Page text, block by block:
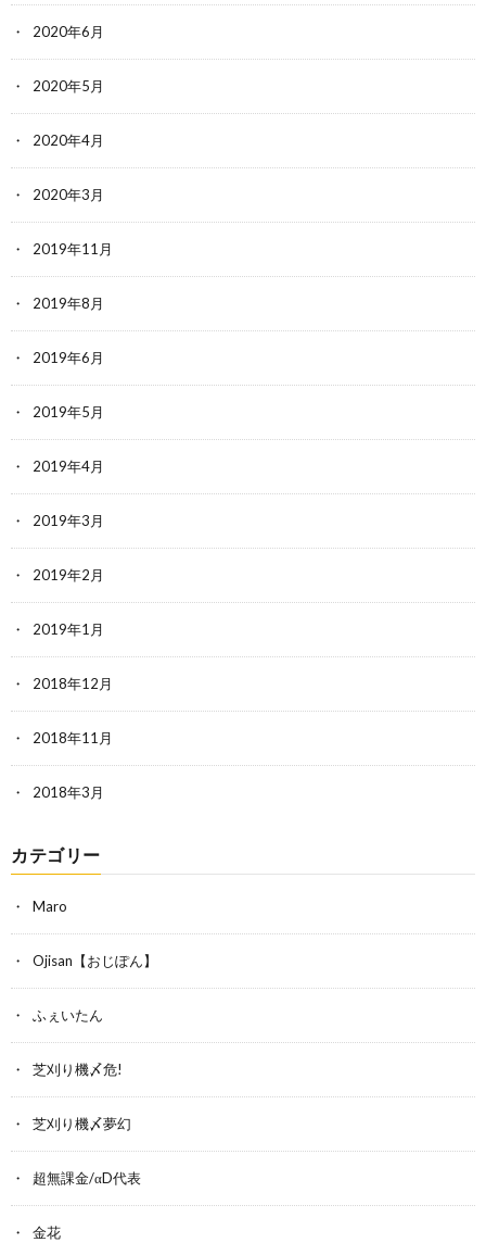
2020年6月
2020年5月
2020年4月
2020年3月
2019年11月
2019年8月
2019年6月
2019年5月
2019年4月
2019年3月
2019年2月
2019年1月
2018年12月
2018年11月
2018年3月
カテゴリー
Maro
Ojisan【おじぽん】
ふぇいたん
芝刈り機〆危!
芝刈り機〆夢幻
超無課金/αD代表
金花